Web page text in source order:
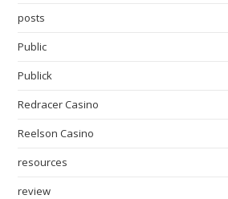
posts
Public
Publick
Redracer Casino
Reelson Casino
resources
review